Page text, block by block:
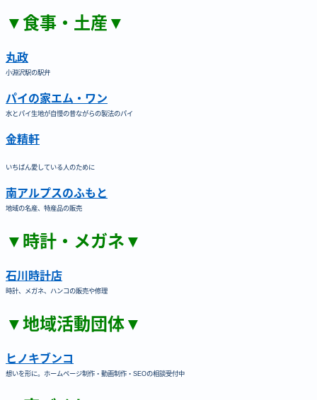
▼食事・土産▼
丸政
小淵沢駅の駅弁
パイの家エム・ワン
水とパイ生地が自慢の昔ながらの製法のパイ
金精軒
いちばん愛している人のために
南アルプスのふもと
地域の名産、特産品の販売
▼時計・メガネ▼
石川時計店
時計、メガネ、ハンコの販売や修理
▼地域活動団体▼
ヒノキブンコ
想いを形に。ホームページ制作・動画制作・SEOの相談受付中